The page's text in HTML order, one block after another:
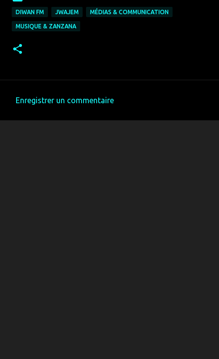
DIWAN FM JWAJEM MÉDIAS & COMMUNICATION
MUSIQUE & ZANZANA
Enregistrer un commentaire